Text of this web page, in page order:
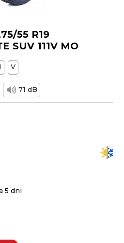
55 R19
SUV 111V MO
V
71 dB
5 dni